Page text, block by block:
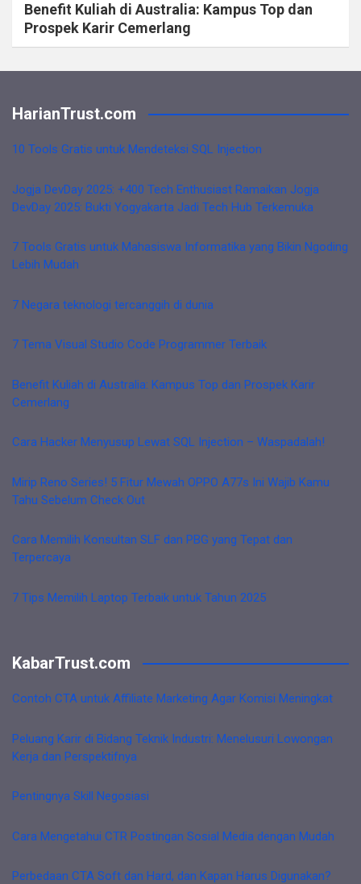
Benefit Kuliah di Australia: Kampus Top dan
Prospek Karir Cemerlang
HarianTrust.com
10 Tools Gratis untuk Mendeteksi SQL Injection
Jogja DevDay 2025: +400 Tech Enthusiast Ramaikan Jogja
DevDay 2025: Bukti Yogyakarta Jadi Tech Hub Terkemuka
7 Tools Gratis untuk Mahasiswa Informatika yang Bikin Ngoding
Lebih Mudah
7 Negara teknologi tercanggih di dunia
7 Tema Visual Studio Code Programmer Terbaik
Benefit Kuliah di Australia: Kampus Top dan Prospek Karir
Cemerlang
Cara Hacker Menyusup Lewat SQL Injection – Waspadalah!
Mirip Reno Series! 5 Fitur Mewah OPPO A77s Ini Wajib Kamu
Tahu Sebelum Check Out
Cara Memilih Konsultan SLF dan PBG yang Tepat dan
Terpercaya
7 Tips Memilih Laptop Terbaik untuk Tahun 2025
KabarTrust.com
Contoh CTA untuk Affiliate Marketing Agar Komisi Meningkat
Peluang Karir di Bidang Teknik Industri: Menelusuri Lowongan
Kerja dan Perspektifnya
Pentingnya Skill Negosiasi
Cara Mengetahui CTR Postingan Sosial Media dengan Mudah
Perbedaan CTA Soft dan Hard, dan Kapan Harus Digunakan?